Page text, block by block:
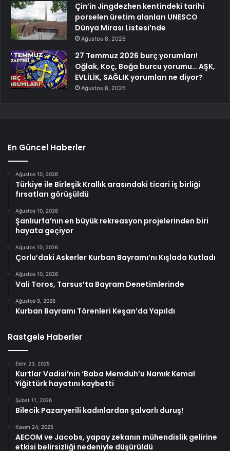
Çin’in Jingdezhen kentindeki tarihi
porselen üretim alanları UNESCO
Dünya Mirası Listesi’nde
Ağustos 8, 2026
27 Temmuz 2026 burç yorumları!
Oğlak, Koç, Boğa burcu yorumu… AŞK,
EVLİLİK, SAĞLIK yorumları ne diyor?
Ağustos 8, 2026
En Güncel Haberler
Ağustos 10, 2026
Türkiye ile Birleşik Krallık arasındaki ticari iş birliği
fırsatları görüşüldü
Ağustos 10, 2026
Şanlıurfa’nın en büyük rekreasyon projelerinden biri
hayata geçiyor
Ağustos 10, 2026
Çorlu’daki Askerler Kurban Bayramı’nı Kışlada Kutladı
Ağustos 10, 2026
Vali Toros, Tarsus’ta Bayram Denetimlerinde
Ağustos 9, 2026
Kurban Bayramı Törenleri Keşan’da Yapıldı
Rastgele Haberler
Ekim 23, 2025
Kurtlar Vadisi’nin ‘Baba Memduh’u Namık Kemal
Yiğittürk hayatını kaybetti
Şubat 11, 2026
Bilecik Pazaryerili kadınlardan şalvarlı duruş!
Kasım 24, 2025
AECOM ve Jacobs, yapay zekanın mühendislik gelirine
etkisi belirsizliği nedeniyle düşürüldü